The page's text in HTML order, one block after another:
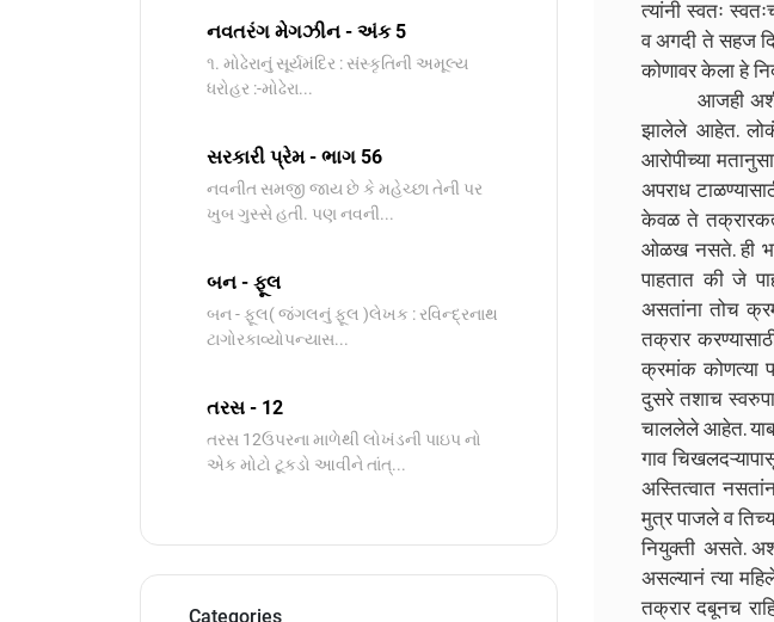
નવતરંગ મેગઝીન - અંક 5
૧. મોઢેરાનું સૂર્યમંદિર : સંસ્કૃતિની અમૂલ્ય
ધરોહર :-​મોઢેરા...
સરકારી પ્રેમ - ભાગ 56
નવનીત સમજી જાય છે કે મહેચ્છા તેની પર
ખુબ ગુસ્સે હતી. પણ નવની...
બન - ફૂલ
બન - ફૂલ( જંગલનું ફૂલ )લેખક : રવિન્દ્રનાથ
ટાગોરકાવ્યોપન્યાસ​...
તરસ - 12
તરસ 12ઉપરના માળેથી લોખંડની પાઇપ નો
એક મોટો ટૂકડો આવીને તાંત્...
Categories
त्यांनी स्वतः
व अगदी ते सहज
कोणावर केला हे
आजही अशीच
झालेले आहेत.
आरोपीच्या
अपराध
केवळ ते
ओळख नसते. ही
पाहतात की जे
असतांना तोच
तक्रार
क्रमांक कोणत्या
दुसरे तशाच
चाललेले आहेत.
गाव
अस्तित्वात
मुत्र पाजले व
नियुक्ती असते.
असल्यानं त्या
तक्रार दबूनच